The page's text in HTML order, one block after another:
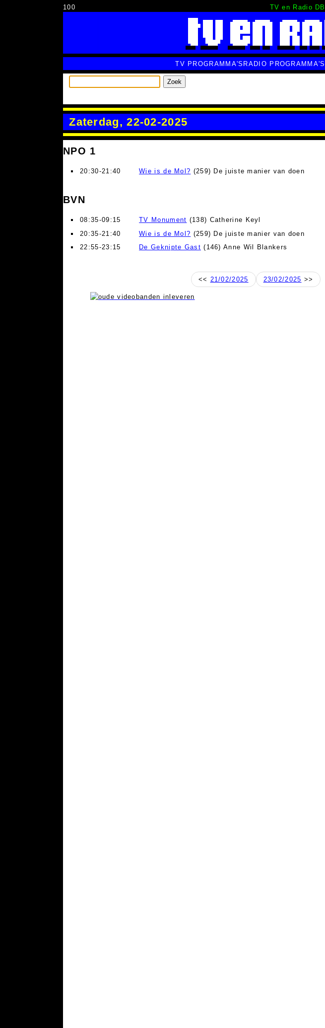
100 TV en Radio DB
TV PROGRAMMA'S RADIO PROGRAMMA'S
Zoek
Zaterdag, 22-02-2025
NPO 1
20:30-21:40 Wie is de Mol? (259) De juiste manier van doen
BVN
08:35-09:15 TV Monument (138) Catherine Keyl
20:35-21:40
Wie is de Mol? (259) De juiste manier van doen
22:55-23:15
De Geknipte Gast (146) Anne Wil Blankers
<< 21/02/2025 23/02/2025 >>